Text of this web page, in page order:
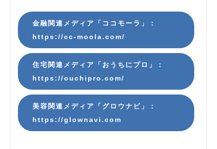
金融関連メディア「ココモーラ」：
https://cc-moola.com/
住宅関連メディア「おうちにプロ」：
https://ouchipro.com/
美容関連メディア「グロウナビ」：
https://glownavi.com